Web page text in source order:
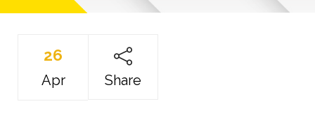
26
Apr Share